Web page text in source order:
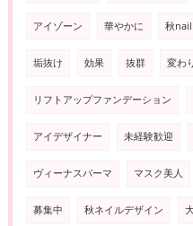
アイゾーン 華やかに 秋nail
垢抜け 効果 抜群 変わ
リフトアップファンデーション
アイデザイナー 未経験歓迎
ヴィーナスパーマ マスク美人
募集中 秋ネイルデザイン